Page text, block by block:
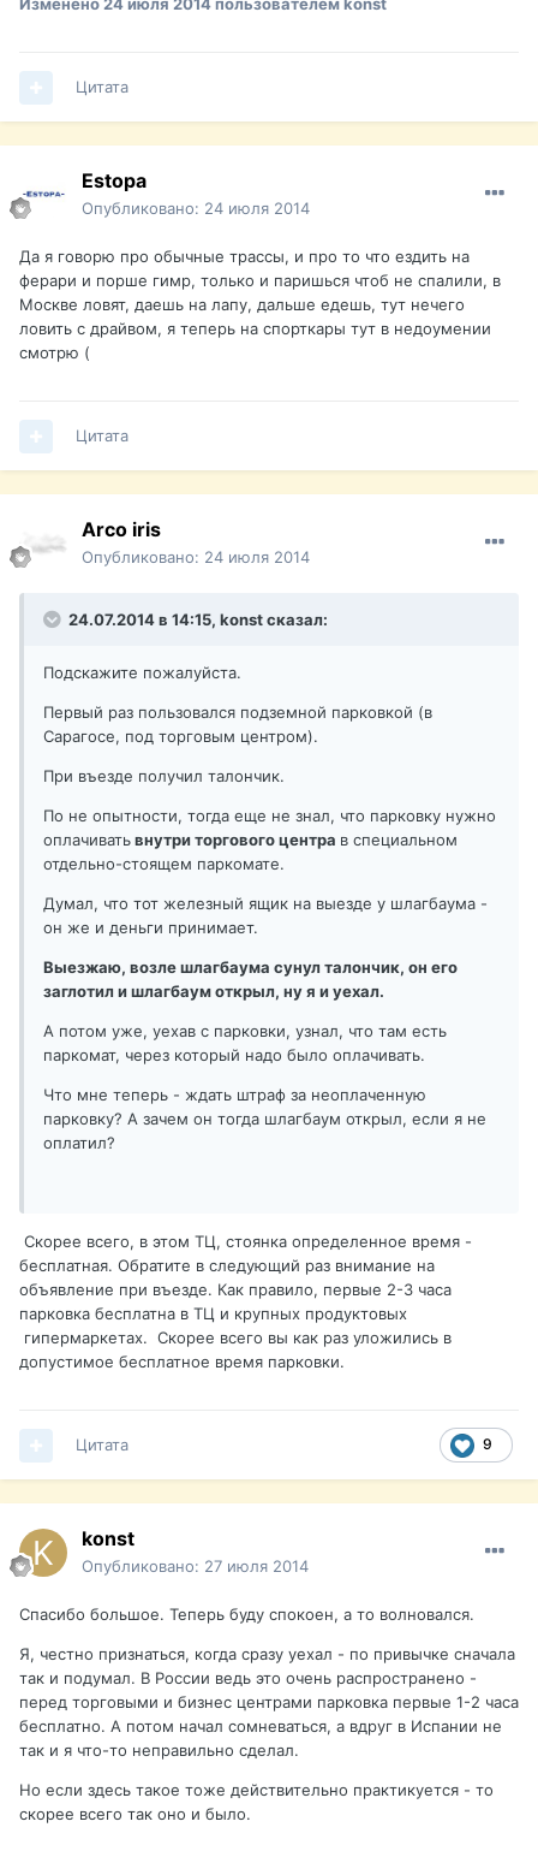
Изменено24 июля 2014пользователем konst
Цитата
Estopa
Опубликовано: 24 июля 2014
Да я говорю про обычные трассы, и про то что ездить на
ферари и порше гимр, только и паришься чтоб не спалили, в
Москве ловят, даешь на лапу, дальше едешь, тут нечего
ловить с драйвом, я теперь на спорткары тут в недоумении
смотрю (
Цитата
Arco iris
Опубликовано: 24 июля 2014
24.07.2014 в 14:15, konst сказал:
Подскажите пожалуйста.
Первый раз пользовался подземной парковкой (в
Сарагосе, под торговым центром).
При въезде получил талончик.
По не опытности, тогда еще не знал, что парковку нужно
оплачиватьвнутри торгового центра в специальном
отдельно-стоящем паркомате.
Думал, что тот железный ящик на выезде у шлагбаума -
он же и деньги принимает.
Выезжаю, возле шлагбаума сунул талончик, он его
заглотил и шлагбаум открыл, ну я и уехал.
А потом уже, уехав с парковки, узнал, что там есть
паркомат, через который надо было оплачивать.
Что мне теперь - ждать штраф за неоплаченную
парковку? А зачем он тогда шлагбаум открыл, если я не
оплатил?
Скорее всего, в этом ТЦ, стоянка определенное время -
бесплатная. Обратите в следующий раз внимание на
объявление при въезде. Как правило, первые 2-3 часа
парковка бесплатна в ТЦ и крупных продуктовых
гипермаркетах. Скорее всего вы как раз уложились в
допустимое бесплатное время парковки.
9
Цитата
konst
Опубликовано: 27 июля 2014
Спасибо большое. Теперь буду спокоен, а то волновался.
Я, честно признаться, когда сразу уехал - по привычке сначала
так и подумал. В России ведь это очень распространено -
перед торговыми и бизнес центрами парковка первые 1-2 часа
бесплатно. А потом начал сомневаться, а вдруг в Испании не
так и я что-то неправильно сделал.
Но если здесь такое тоже действительно практикуется - то
скорее всего так оно и было.